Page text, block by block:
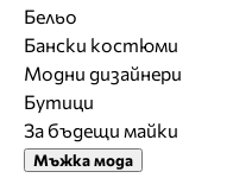
Бельо
Бански костюми
Модни дизайнери
Бутици
За бъдещи майки
Мъжка мода